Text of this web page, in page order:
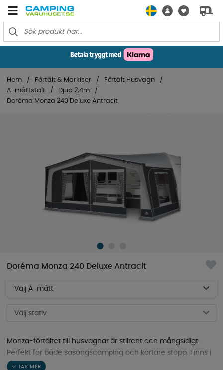
Hem Förtält & Markiser
Förtält Husvagn
A-måttstält
Djup 2,4m
Doréma Monza 240 Deluxe Antracit
Doréma Monza 240 Deluxe Antracit
Välj A-mått
Välj stativ
Monza-förtältet till husvagnar är stilrent och mångsidigt.
Perfekt för både säsongscamping och kortare stopp. Finns i
trendiga färger och enkel att sätta upp.